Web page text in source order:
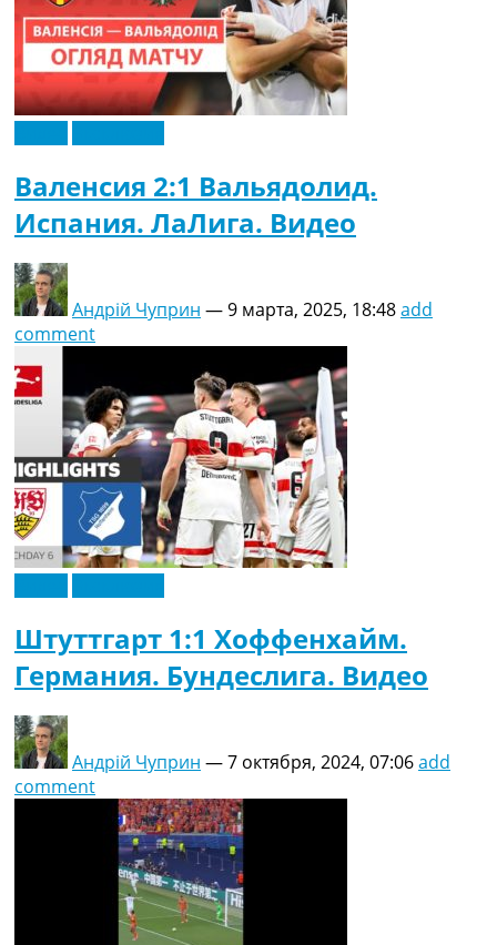
Валенсия 2:1 Вальядолид.
Испания. ЛаЛига. Видео
Андрій Чуприн —9 марта, 2025, 18:48add
comment
Штуттгарт 1:1 Хоффенхайм.
Германия. Бундеслига. Видео
Андрій Чуприн —7 октября, 2024, 07:06add
comment